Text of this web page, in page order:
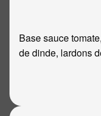
Base sauce
de dinde, lardons